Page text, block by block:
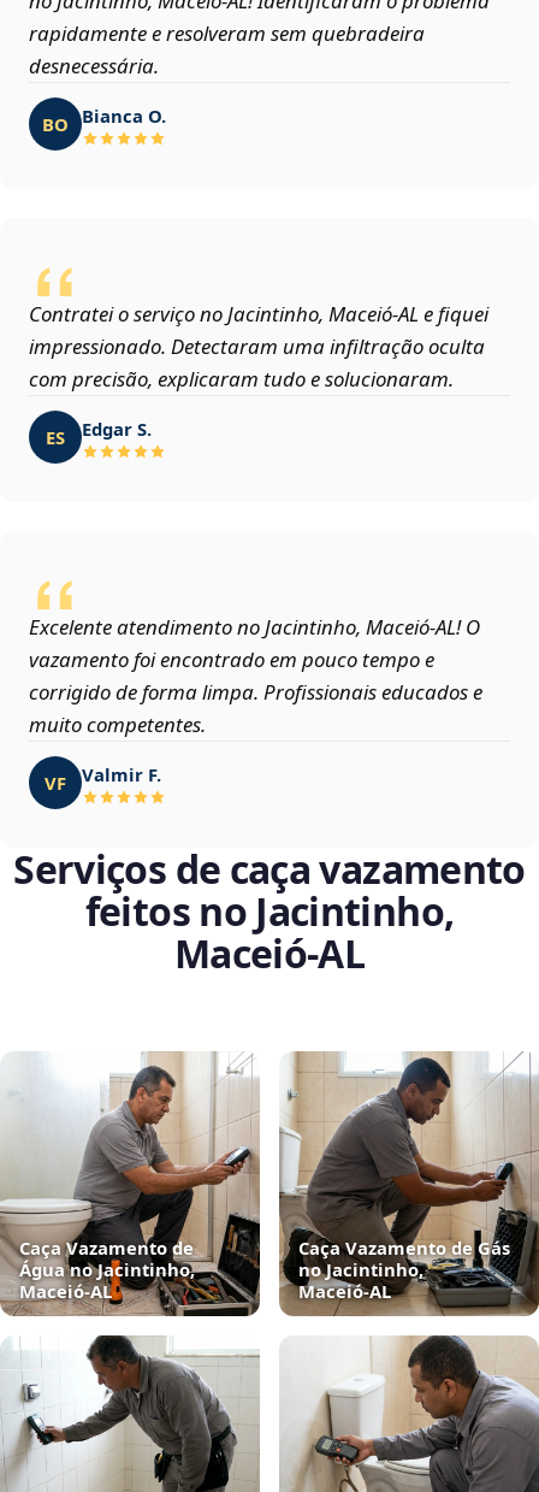
rapidamente e resolveram sem quebradeira
desnecessária.
BO Bianca O.
Contratei o serviço no Jacintinho, Maceió‑AL e fiquei
impressionado. Detectaram uma infiltração oculta
com precisão, explicaram tudo e solucionaram.
ES Edgar S.
Excelente atendimento no Jacintinho, Maceió‑AL! O
vazamento foi encontrado em pouco tempo e
corrigido de forma limpa. Profissionais educados e
muito competentes.
VF Valmir F.
Serviços de caça vazamento
feitos no Jacintinho,
Maceió‑AL
Caça Vazamento de
Água no Jacintinho,
Maceió‑AL
Caça Vazamento de Gás
no Jacintinho,
Maceió‑AL